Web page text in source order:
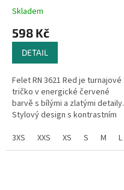
Skladem
598 Kč
DETAIL
Felet RN 3621 Red je turnajové
tričko v energické červené
barvě s bílými a zlatými detaily.
Stylový design s kontrastním
vzory dodává tričku dynamiku...
3XS XXS XS S M L